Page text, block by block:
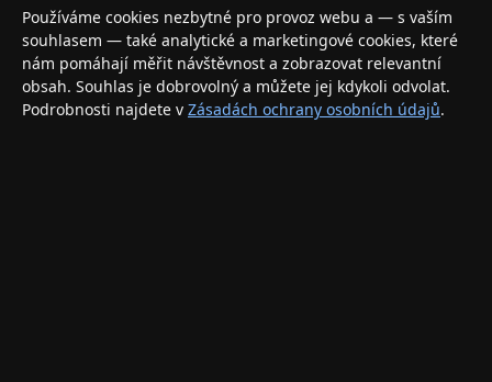
Váš specializovaný obchod s Apple produkty, příslušenstvím a
elektronikou. Nakupujte bezpečně a s jistotou.
INFORMACE
Doprava a doručení
Používáme cookies nezbytné pro provoz webu a — s vaším
souhlasem — také analytické a marketingové cookies, které
nám pomáhají měřit návštěvnost a zobrazovat relevantní
obsah. Souhlas je dobrovolný a můžete jej kdykoli odvolat.
Podrobnosti najdete v Zásadách ochrany osobních údajů.